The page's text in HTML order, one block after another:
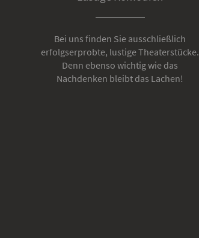
Bei uns finden Sie ausschließlich
erfolgserprobte, lustige Theaterstücke.
Denn ebenso wichtig wie das
Nachdenken bleibt das Lachen!